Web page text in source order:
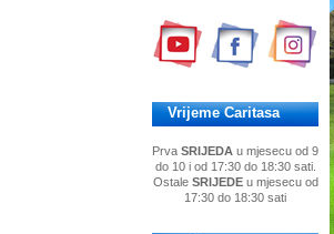
Vrijeme Caritasa
Prva SRIJEDA u mjesecu od 9
do 10 i od 17:30 do 18:30 sati.
Ostale SRIJEDE u mjesecu od
17:30 do 18:30 sati